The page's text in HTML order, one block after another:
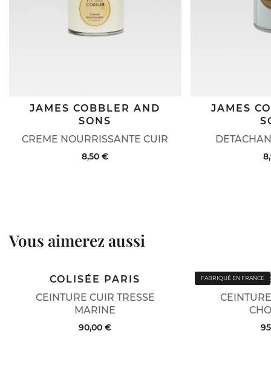
CREME NOURRISSANTE CUIR
JAMES COBBLER AND
SONS
8,50 €
JAMES
Vous aimerez aussi
CEINTURE CUIR TRESSE
MARINE
COLISÉE PARIS
90,00 €
FABRIQUÉ EN FRANCE